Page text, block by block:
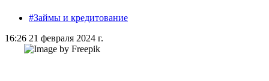
#Займы и кредитование
16:26 21 февраля 2024 г.